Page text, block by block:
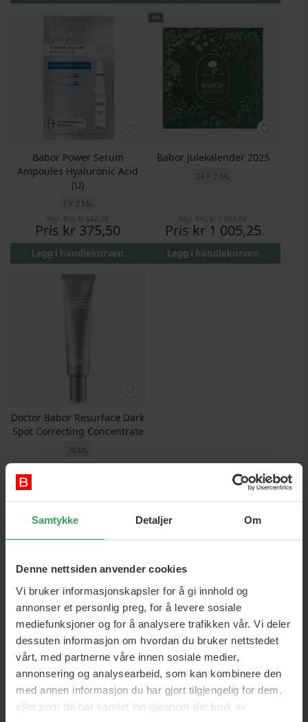
Samtykke Detaljer Om
Denne nettsiden anvender cookies
Vi bruker informasjonskapsler for å gi innhold og
annonser et personlig preg, for å levere sosiale
mediefunksjoner og for å analysere trafikken vår. Vi deler
dessuten informasjon om hvordan du bruker nettstedet
vårt, med partnerne våre innen sosiale medier,
annonsering og analysearbeid, som kan kombinere den
med annen informasjon du har gjort tilgjengelig for dem,
eller som de har samlet inn gjennom din bruk av
Babor Power Serum
Ampoules Hyaluronic Acid
(U)
7 X 2 ML
Vejl. Pris kr 642,50
Pris kr 375,50
Legg i handlekurven
5%
Babor Julekalender 2025
24 X 2 ML
Vejl. Pris kr 1 054,00
Pris kr 1 005,25
Legg i handlekurven
Doctor Babor Resurface Dark
Spot Correcting Concentrate
30 ML
Priskr 532,25
Babor